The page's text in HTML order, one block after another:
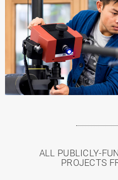
ALL PUBLICLY-
PROJECTS